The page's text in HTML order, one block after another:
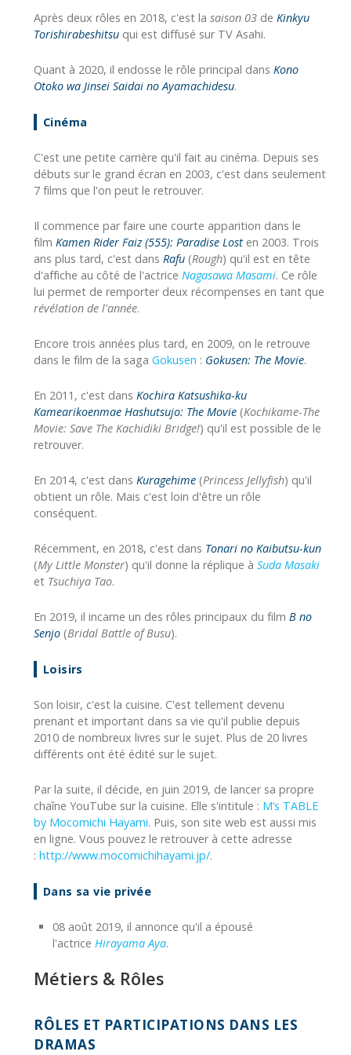
Après deux rôles en 2018, c'est la saison 03 de Kinkyu
Torishirabeshitsu qui est diffusé sur TV Asahi.
Quant à 2020, il endosse le rôle principal dans Kono
Otoko wa Jinsei Saidai no Ayamachidesu.
Cinéma
C'est une petite carrière qu'il fait au cinéma. Depuis ses
débuts sur le grand écran en 2003, c'est dans seulement
7 films que l'on peut le retrouver.
Il commence par faire une courte apparition dans le
film Kamen Rider Faiz (555): Paradise Lost en 2003. Trois
ans plus tard, c'est dans Rafu (Rough) qu'il est en tête
d'affiche au côté de l'actrice Nagasawa Masami. Ce rôle
lui permet de remporter deux récompenses en tant que
révélation de l'année.
Encore trois années plus tard, en 2009, on le retrouve
dans le film de la saga Gokusen : Gokusen: The Movie.
En 2011, c'est dans Kochira Katsushika-ku
Kamearikoenmae Hashutsujo: The Movie (Kochikame-The
Movie: Save The Kachidiki Bridge!) qu'il est possible de le
retrouver.
En 2014, c'est dans Kuragehime (Princess Jellyfish) qu'il
obtient un rôle. Mais c'est loin d'être un rôle
conséquent.
Récemment, en 2018, c'est dans Tonari no Kaibutsu-kun
(My Little Monster) qu'il donne la réplique à Suda Masaki
et Tsuchiya Tao.
En 2019, il incarne un des rôles principaux du film B no
Senjo (Bridal Battle of Busu).
Loisirs
Son loisir, c'est la cuisine. C'est tellement devenu
prenant et important dans sa vie qu'il publie depuis
2010 de nombreux livres sur le sujet. Plus de 20 livres
différents ont été édité sur le sujet.
Par la suite, il décide, en juin 2019, de lancer sa propre
chaîne YouTube sur la cuisine. Elle s'intitule : M’s TABLE
by Mocomichi Hayami. Puis, son site web est aussi mis
en ligne. Vous pouvez le retrouver à cette adresse
: http://www.mocomichihayami.jp/.
Dans sa vie privée
08 août 2019, il annonce qu'il a épousé
l'actrice Hirayama Aya.
Métiers & Rôles
RÔLES ET PARTICIPATIONS DANS LES
DRAMAS